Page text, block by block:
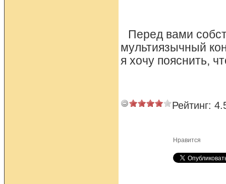
Перед вами
мультиязычный
я хочу пояснить,
Рейтинг:
Нравится